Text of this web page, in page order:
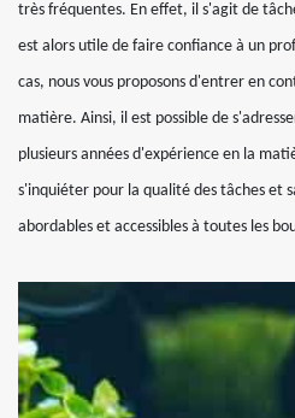
très fréquentes. En effet, il s'agit de
est alors utile de faire confiance à un
cas, nous vous proposons d'entrer en
matière. Ainsi, il est possible de
plusieurs années d'expérience en la
s'inquiéter pour la qualité des tâches et
abordables et accessibles à toutes les